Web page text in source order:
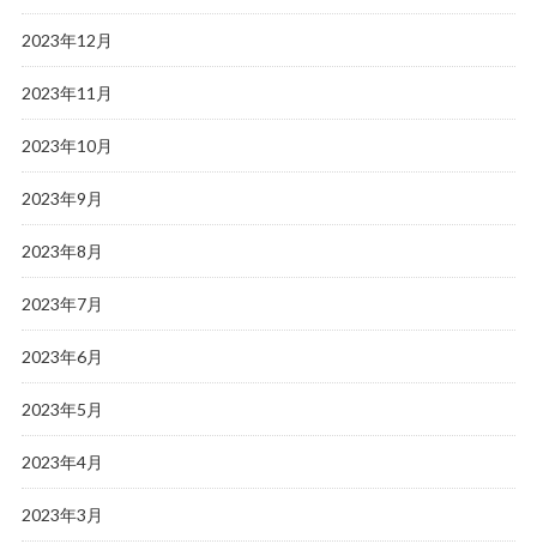
2023年12月
2023年11月
2023年10月
2023年9月
2023年8月
2023年7月
2023年6月
2023年5月
2023年4月
2023年3月